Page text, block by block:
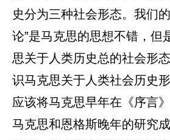
史分为三种社会形态。我们
论”是马克思的思想不错，但
思关于人类历史总的社会形
识马克思关于人类社会历史
应该将马克思早年在《序言
马克思和恩格斯晚年的研究